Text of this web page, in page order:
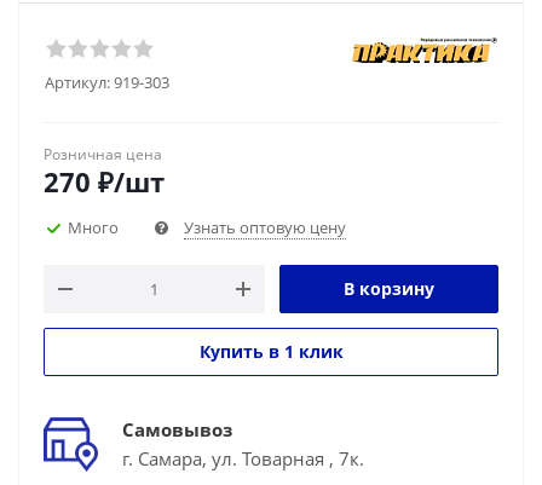
Артикул:919-303
Розничная цена
270 ₽/шт
Много Узнать оптовую цену
В корзину
Купить в 1 клик
Самовывоз
г. Самара, ул. Товарная , 7к.